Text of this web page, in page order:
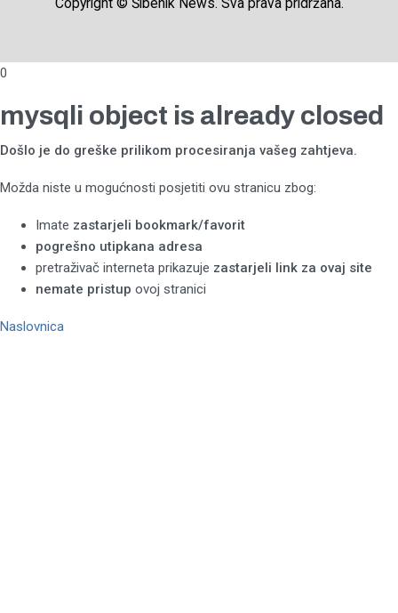
0
mysqli object is already closed
Došlo je do greške prilikom procesiranja vašeg zahtjeva.
Možda niste u mogućnosti posjetiti ovu stranicu zbog:
Imate zastarjeli bookmark/favorit
pogrešno utipkana adresa
pretraživač interneta prikazuje zastarjeli link za ovaj site
nemate pristup ovoj stranici
Naslovnica